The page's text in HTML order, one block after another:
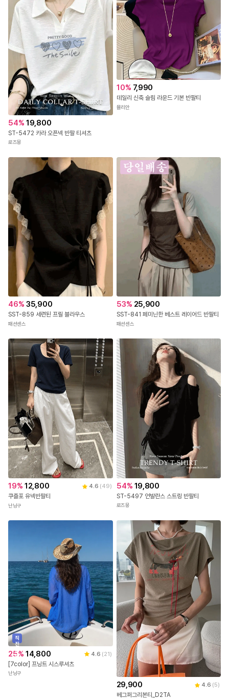
54% 19,800
ST-5472 카라 오픈넥 반팔 티셔츠
로즈몽
10% 7,990
데일리 신축 슬림 라운드 기본 반팔티
뮬리안
46% 35,900
SST-859 세련된 프릴 블라우스
패션센스
53% 25,900
SST-841 페미닌한 베스트 레이어드 반팔티
패션센스
19% 12,800 4.6 (49)
쿠즐포 유넥반팔티
난닝구
54% 19,800
ST-5497 언발란스 스트링 반팔티
로즈몽
직
진
배
송
25% 14,800 4.6 (21)
[7color] 프닝트 시스루셔츠
난닝구
29,900 4.6 (5)
베그퍼그리본티_D2TA